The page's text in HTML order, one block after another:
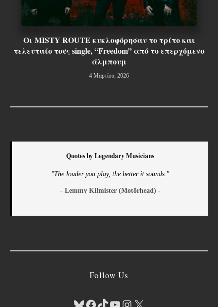
Οι MISTY ROUTE κυκλοφόρησαν το τρίτο και
τελευταίο τους single, “Freedom” από το επερχόμενο
άλμπουμ
4 Μαρτίου, 2026
Quotes by Legendary Musicians
"The louder you play, the better it sounds."
- Lemmy Kilmister (Motörhead) -
Follow Us